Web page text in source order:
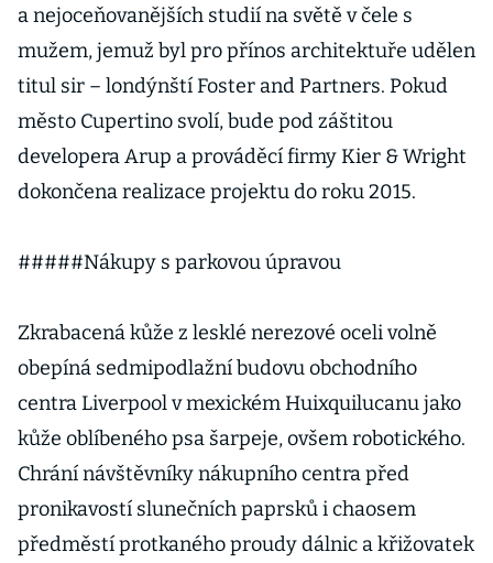
a nejoceňovanějších studií na světě v čele s
mužem, jemuž byl pro přínos architektuře udělen
titul sir – londýnští Foster and Partners. Pokud
město Cupertino svolí, bude pod záštitou
developera Arup a prováděcí firmy Kier & Wright
dokončena realizace projektu do roku 2015.
#####Nákupy s parkovou úpravou
Zkrabacená kůže z lesklé nerezové oceli volně
obepíná sedmipodlažní budovu obchodního
centra Liverpool v mexickém Huixquilucanu jako
kůže oblíbeného psa šarpeje, ovšem robotického.
Chrání návštěvníky nákupního centra před
pronikavostí slunečních paprsků i chaosem
předměstí protkaného proudy dálnic a křižovatek